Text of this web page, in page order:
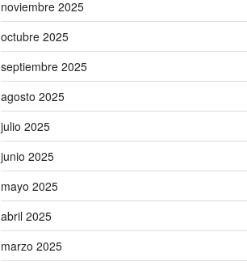
noviembre 2025
octubre 2025
septiembre 2025
agosto 2025
julio 2025
junio 2025
mayo 2025
abril 2025
marzo 2025